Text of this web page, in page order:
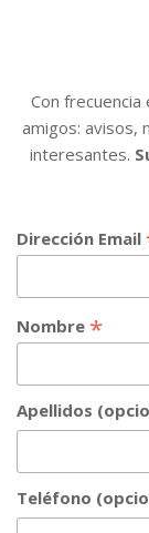
Con frecuencia
amigos: avisos,
interesantes.
Dirección Email
Nombre *
Apellidos
Teléfono